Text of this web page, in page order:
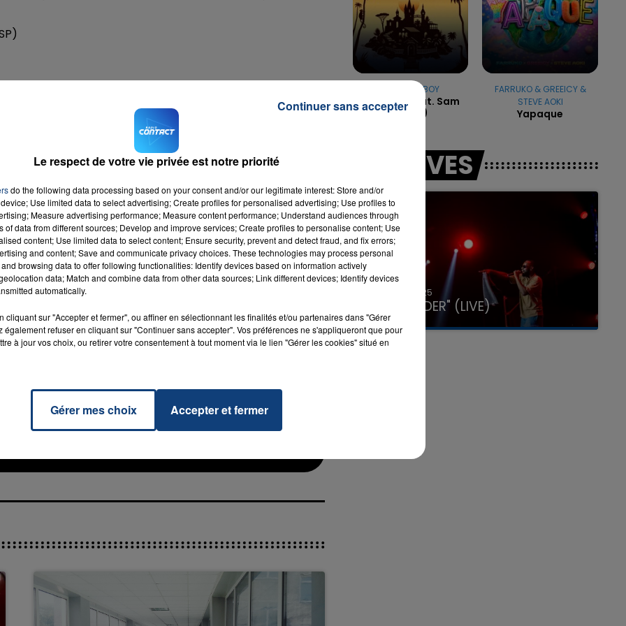
retour les 12 et 13 avril. On connaît également les
entre Chelsea et le Real rencontrera le vainqueur du
ou le Bayern sera opposé au gagnant entre
et 3 et 4 mai pour le retour.
EUROPA
affrontera les Londoniens de West Ham en quarts de
le FC Barcelone en demi-finale si les Espagnols
jouera contre le PAOK Salonique, 2ème du
RADIO CONTACT
NAUGHTY BOY
La La La (feat. Sam
Smith)
FARRUKO & GREEICY &
STEVE AOKI
Yapaque
LES LIVES
31 janvier 2025
GIMS "SPIDER" (LIVE)
Le respect de votre vie privée est notre priorité
do the following data processing based on your consent and/or our legitimate interest: Store and/or
Use limited data to select advertising; Create profiles for personalised advertising; Use profiles to
Measure advertising performance; Measure content performance; Understand audiences through
of data from different sources; Develop and improve services; Create profiles to personalise content; Use
content; Use limited data to select content; Ensure security, prevent and detect fraud, and fix errors;
and content; Save and communicate privacy choices. These technologies may process personal
browsing data to offer following functionalities: Identify devices based on information actively
data; Match and combine data from other data sources; Link different devices; Identify devices
automatically.
cliquant sur "Accepter et fermer", ou affiner en sélectionnant les finalités et/ou partenaires dans "Gérer
également refuser en cliquant sur "Continuer sans accepter". Vos préférences ne s'appliqueront que pour
à jour vos choix, ou retirer votre consentement à tout moment via le lien "Gérer les cookies" situé en
Gérer mes choix Accepter et fermer
Continuer sans accepter